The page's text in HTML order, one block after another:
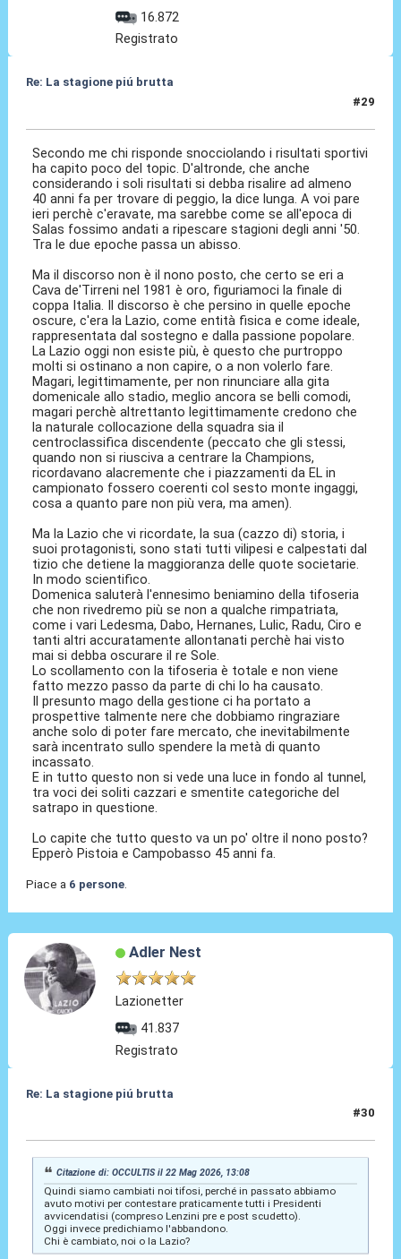
16.872
Registrato
Re: La stagione piú brutta
#29
Secondo me chi risponde snocciolando i risultati sportivi
ha capito poco del topic. D'altronde, che anche
considerando i soli risultati si debba risalire ad almeno
40 anni fa per trovare di peggio, la dice lunga. A voi pare
ieri perchè c'eravate, ma sarebbe come se all'epoca di
Salas fossimo andati a ripescare stagioni degli anni '50.
Tra le due epoche passa un abisso.
Ma il discorso non è il nono posto, che certo se eri a
Cava de'Tirreni nel 1981 è oro, figuriamoci la finale di
coppa Italia. Il discorso è che persino in quelle epoche
oscure, c'era la Lazio, come entità fisica e come ideale,
rappresentata dal sostegno e dalla passione popolare.
La Lazio oggi non esiste più, è questo che purtroppo
molti si ostinano a non capire, o a non volerlo fare.
Magari, legittimamente, per non rinunciare alla gita
domenicale allo stadio, meglio ancora se belli comodi,
magari perchè altrettanto legittimamente credono che
la naturale collocazione della squadra sia il
centroclassifica discendente (peccato che gli stessi,
quando non si riusciva a centrare la Champions,
ricordavano alacremente che i piazzamenti da EL in
campionato fossero coerenti col sesto monte ingaggi,
cosa a quanto pare non più vera, ma amen).
Ma la Lazio che vi ricordate, la sua (cazzo di) storia, i
suoi protagonisti, sono stati tutti vilipesi e calpestati dal
tizio che detiene la maggioranza delle quote societarie.
In modo scientifico.
Domenica saluterà l'ennesimo beniamino della tifoseria
che non rivedremo più se non a qualche rimpatriata,
come i vari Ledesma, Dabo, Hernanes, Lulic, Radu, Ciro e
tanti altri accuratamente allontanati perchè hai visto
mai si debba oscurare il re Sole.
Lo scollamento con la tifoseria è totale e non viene
fatto mezzo passo da parte di chi lo ha causato.
Il presunto mago della gestione ci ha portato a
prospettive talmente nere che dobbiamo ringraziare
anche solo di poter fare mercato, che inevitabilmente
sarà incentrato sullo spendere la metà di quanto
incassato.
E in tutto questo non si vede una luce in fondo al tunnel,
tra voci dei soliti cazzari e smentite categoriche del
satrapo in questione.
Lo capite che tutto questo va un po' oltre il nono posto?
Epperò Pistoia e Campobasso 45 anni fa.
Piace a 6 persone.
Adler Nest
Lazionetter
41.837
Registrato
Re: La stagione piú brutta
#30
Citazione di: OCCULTIS il 22 Mag 2026, 13:08
Quindi siamo cambiati noi tifosi, perché in passato abbiamo
avuto motivi per contestare praticamente tutti i Presidenti
avvicendatisi (compreso Lenzini pre e post scudetto).
Oggi invece predichiamo l'abbandono.
Chi è cambiato, noi o la Lazio?